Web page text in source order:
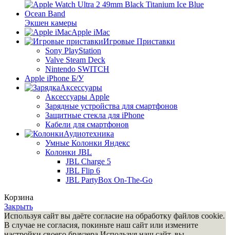
Экшен камеры
Apple iMac
Игровые Приставки
Sony PlayStation
Valve Steam Deck
Nintendo SWITCH
Apple iPhone Б/У
Аксессуары
Аксессуары Apple
Зарядные устройства для смартфонов
Защитные стекла для iPhone
Кабели для смартфонов
Аудиотехника
Умные Колонки Яндекс
Колонки JBL
JBL Charge 5
JBL Flip 6
JBL PartyBox On-The-Go
Корзина
Закрыть
Используя сайт вы даёте согласие на обработку файлов cookie.
В случае не согласия, покиньте наш сайт или измените